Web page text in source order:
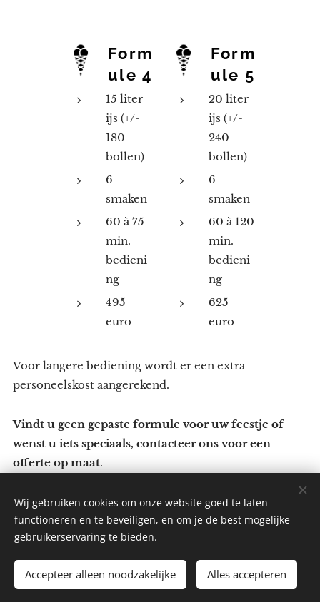
Form
ule 4
15 liter
ijs (+/-
180
bollen)
6
smaken
60 à 75
min.
bedieni
ng
495
euro
Form
ule 5
20 liter
ijs (+/-
240
bollen)
6
smaken
60 à 120
min.
bedieni
ng
625
euro
Voor langere bediening wordt er een extra
personeelskost aangerekend.
Vindt u geen gepaste formule voor uw feestje of
wenst u iets speciaals, contacteer ons voor een
offerte op maat.
Melvinn's Ice Cream By Smash Cafe - Leopoldstraat 32-
Info@melvinnsicecream.be
Cookies
Wij gebruiken cookies om onze website goed te laten
functioneren en te beveiligen, en om je de best mogelijke
gebruikerservaring te bieden.
Accepteer alleen noodzakelijke Alles accepteren